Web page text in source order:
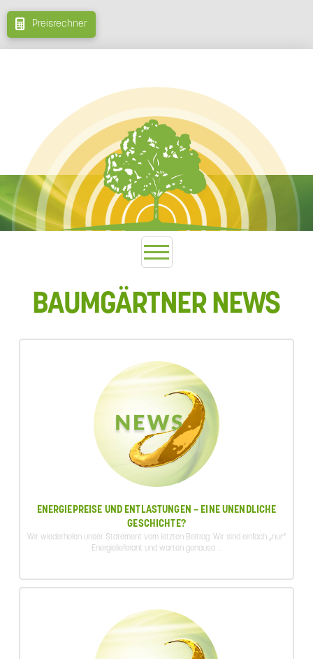
Preisrechner
BAUMGÄRTNER NEWS
ENERGIEPREISE UND ENTLASTUNGEN – EINE UNENDLICHE
GESCHICHTE?
Wir wiederholen unser Statement vom letzten Beitrag: Wir sind einfach „nur“
Energielieferant und warten genauso ...